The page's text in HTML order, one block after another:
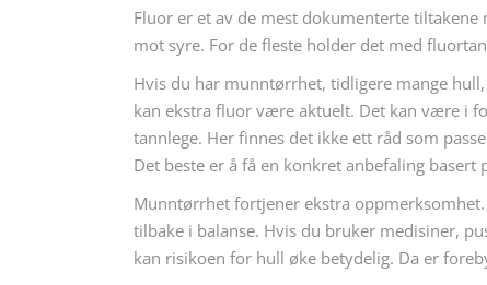
Fluor er et av de mest dokumenterte
mot syre. For de fleste holder det med
Hvis du har munntørrhet, tidligere mange
kan ekstra fluor være aktuelt. Det kan være i
tannlege. Her finnes det ikke ett råd som
Det beste er å få en konkret anbefaling basert
Munntørrhet fortjener ekstra
tilbake i balanse. Hvis du bruker medisiner,
kan risikoen for hull øke betydelig. Da er